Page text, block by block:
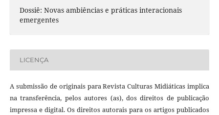
Dossiê: Novas ambiências e práticas interacionais
emergentes
LICENÇA
A submissão de originais para Revista Culturas Midiáticas implica
na transferência, pelos autores (as), dos direitos de publicação
impressa e digital. Os direitos autorais para os artigos publicados